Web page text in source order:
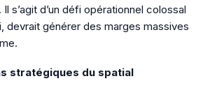
s’agit d’un défi opérationnel colossal
devrait générer des marges massives
stratégiques du spatial